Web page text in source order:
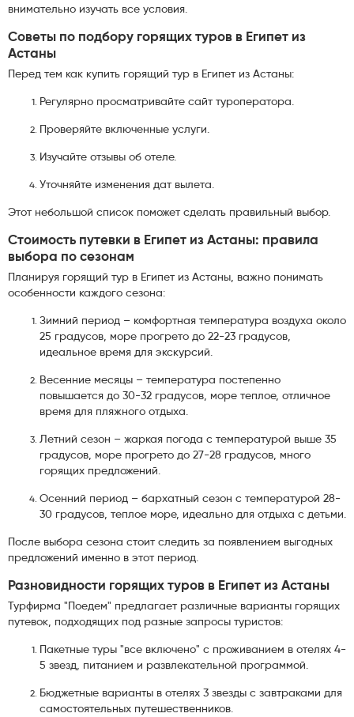
внимательно изучать все условия.
Советы по подбору горящих туров в Египет из
Астаны
Перед тем как купить горящий тур в Египет из Астаны:
Регулярно просматривайте сайт туроператора.
Проверяйте включенные услуги.
Изучайте отзывы об отеле.
Уточняйте изменения дат вылета.
Этот небольшой список поможет сделать правильный выбор.
Стоимость путевки в Египет из Астаны: правила
выбора по сезонам
Планируя горящий тур в Египет из Астаны, важно понимать
особенности каждого сезона:
Зимний период – комфортная температура воздуха около
25 градусов, море прогрето до 22-23 градусов,
идеальное время для экскурсий.
Весенние месяцы – температура постепенно
повышается до 30-32 градусов, море теплое, отличное
время для пляжного отдыха.
Летний сезон – жаркая погода с температурой выше 35
градусов, море прогрето до 27-28 градусов, много
горящих предложений.
Осенний период – бархатный сезон с температурой 28-
30 градусов, теплое море, идеально для отдыха с детьми.
После выбора сезона стоит следить за появлением выгодных
предложений именно в этот период.
Разновидности горящих туров в Египет из Астаны
Турфирма "Поедем" предлагает различные варианты горящих
путевок, подходящих под разные запросы туристов:
Пакетные туры "все включено" с проживанием в отелях 4-
5 звезд, питанием и развлекательной программой.
Бюджетные варианты в отелях 3 звезды с завтраками для
самостоятельных путешественников.